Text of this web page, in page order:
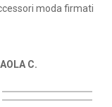
moda firmati
C.